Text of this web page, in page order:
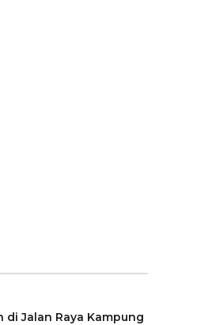
di Jalan Raya Kampung